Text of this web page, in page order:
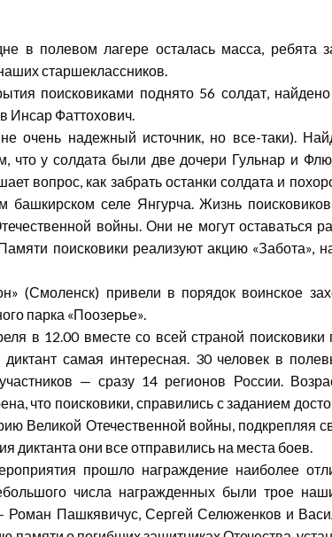
в полевом лагере осталась масса, ребята
старшеклассников.
поисковиками поднято 56 солдат,
Инсар Фаттохович.
очень надежный источник, но все-таки).
что у солдата были две дочери Гульнар и
вопрос, как забрать останки солдата и
селе Янгурча. Жизнь поисковиков
войны. Они не могут оставаться
поисковики реализуют акцию «Забота»,
(Смоленск) привели в порядок воинское
парка «Поозерье».
в 12.00 вместе со всей страной
самая интересная. 30 человек в
— сразу 14 регионов России.
что поисковики, справились с заданием
Великой Отечественной войны, подкрепляя
диктанта они все отправились на места боев.
прошло награждение наиболее
числа награжденных были трое
Роман Пашкявичус, Сергей Селюженков и